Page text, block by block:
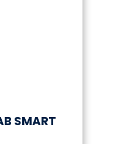
SMART